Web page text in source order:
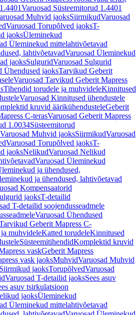
Varuosad Süsteemitorud 1.4401
Muhvid jaoksSiirmikudVaruosad
Varuosad Torupõlved jaoksT-
jaoksÜleminekud
Üleminekud mittelahtivõetavad
lahtivõetavadVaruosad Üleminekud
jaoksSulguridVaruosad Sulgurid
Ühendused jaoksTarvikud Geberit
Varuosad Tarvikud Geberit Mapress
Tihendid torudele ja muhvideleKinnitused
Varuosad Kinnitused ühendustele
kruvid äärikühendusteleGeberit
C-terasVaruosad Geberit Mapress
1.0034Süsteemitorud
Varuosad Muhvid jaoksSiirmikudVaruosad
Varuosad Torupõlved jaoksT-
jaoksNelikudVaruosad Nelikud
Varuosad Üleminekud
ja ühendused,
ja ühendused, lahtivõetavad
Kompensaatorid
jaoksT-detailid
T-detailid soojendusseadmele
Varuosad Ühendused
Geberit Mapress C-
muhvideleKatted torudeleKinnitused
SüsteemitihendidKomplektid kruvid
vaskGeberit Mapress
vask jaoksMuhvidVaruosad Muhvid
jaoksTorupõlvedVaruosad
Varuosad T-detailid jaoksSees asuv
asuv tsirkulatsioon
jaoksÜleminekud
Üleminekud mittelahtivõetavad